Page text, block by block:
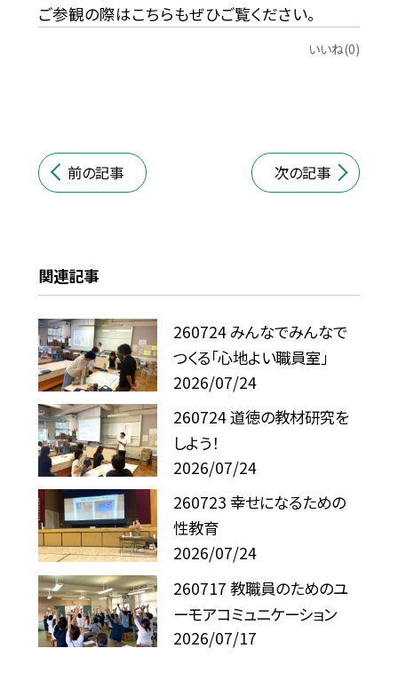
ご参観の際はこちらもぜひご覧ください。
いいね(0)
前の記事 次の記事
関連記事
260724 みんなでみんなで
つくる「心地よい職員室」
2026/07/24
260724 道徳の教材研究を
しよう！
2026/07/24
260723 幸せになるための
性教育
2026/07/24
260717 教職員のためのユ
ーモアコミュニケーション
2026/07/17